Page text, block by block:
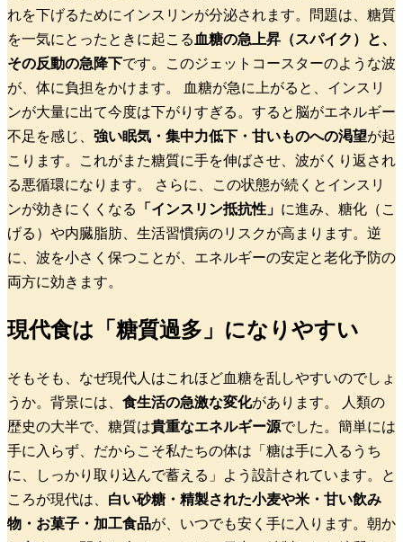
れを下げるためにインスリンが分泌されます。問題は、糖質
を一気にとったときに起こる 血糖の急上昇（スパイク）と、
その反動の急降下です。このジェットコースターのような波
が、体に負担をかけます。
血糖が急に上がると、インスリ
ンが大量に出て今度は下がりすぎる。すると脳がエネルギー
不足を感じ、 強い眠気・集中力低下・甘いものへの渇望が起
こります。これがまた糖質に手を伸ばさせ、波がくり返され
る悪循環になります。
さらに、この状態が続くとインスリ
ンが効きにくくなる
「インスリン抵抗性」 に進み、 糖化（こ
げる） や内臓脂肪、生活習慣病のリスクが高まります。逆
に、波を小さく保つことが、エネルギーの安定と老化予防の
両方に効きます。
現代食は「糖質過多」になりやすい
そもそも、なぜ現代人はこれほど血糖を乱しやすいのでしょ
うか。背景には、 食生活の急激な変化があります。
人類の
歴史の大半で、糖質は貴重なエネルギー源でした。簡単には
手に入らず、だからこそ私たちの体は「糖は手に入るうち
に、しっかり取り込んで蓄える」よう設計されています。と
ころが現代は、 白い砂糖・精製された小麦や米・甘い飲み
物・お菓子・加工食品が、いつでも安く手に入ります。朝か